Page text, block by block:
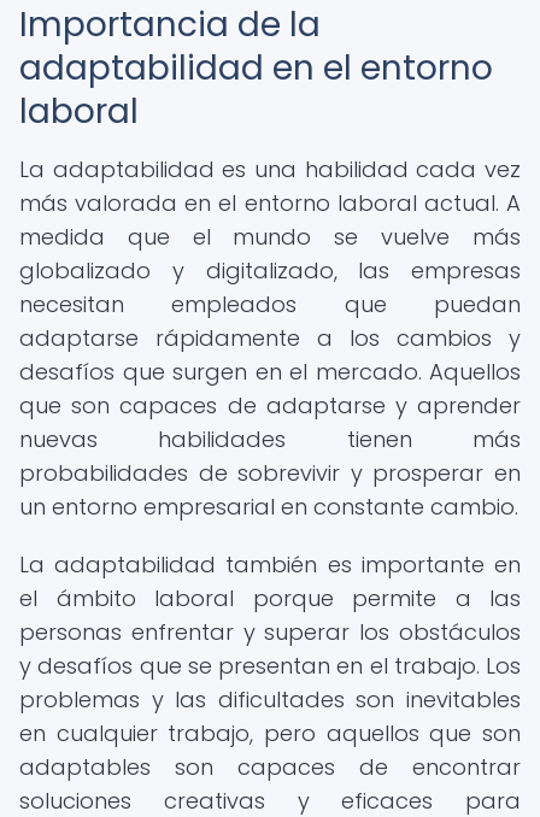
Importancia de la
adaptabilidad en el entorno
laboral
La adaptabilidad es una habilidad cada vez
más valorada en el entorno laboral actual. A
medida que el mundo se vuelve más
globalizado y digitalizado, las empresas
necesitan empleados que puedan
adaptarse rápidamente a los cambios y
desafíos que surgen en el mercado. Aquellos
que son capaces de adaptarse y aprender
nuevas habilidades tienen más
probabilidades de sobrevivir y prosperar en
un entorno empresarial en constante cambio.
La adaptabilidad también es importante en
el ámbito laboral porque permite a las
personas enfrentar y superar los obstáculos
y desafíos que se presentan en el trabajo. Los
problemas y las dificultades son inevitables
en cualquier trabajo, pero aquellos que son
adaptables son capaces de encontrar
soluciones creativas y eficaces para